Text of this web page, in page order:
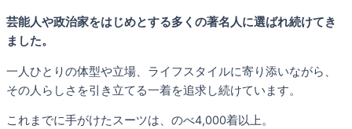
芸能人や政治家をはじめとする多くの著名人に選ばれ続けてき
ました。
一人ひとりの体型や立場、ライフスタイルに寄り添いながら、
その人らしさを引き立てる一着を追求し続けています。
これまでに手がけたスーツは、のべ4,000着以上。